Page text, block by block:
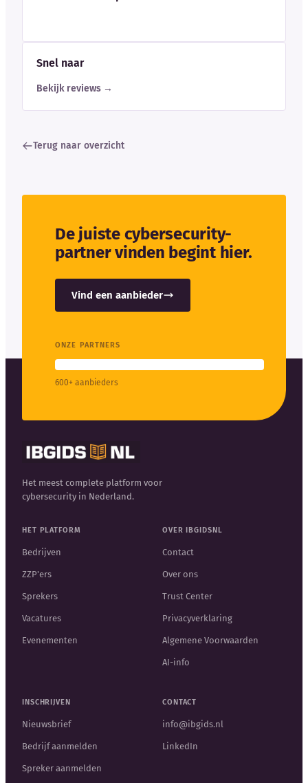
Snel naar
Bekijk reviews →
Terug naar overzicht
De juiste cybersecurity-
partner vinden begint hier.
Vind een aanbieder
ONZE PARTNERS
600+ aanbieders
Het meest complete platform voor
cybersecurity in Nederland.
HET PLATFORM
Bedrijven
ZZP'ers
Sprekers
Vacatures
Evenementen
OVER IBGIDSNL
Contact
Over ons
Trust Center
Privacyverklaring
Algemene Voorwaarden
AI-info
INSCHRIJVEN
Nieuwsbrief
Bedrijf aanmelden
Spreker aanmelden
CONTACT
info@ibgids.nl
LinkedIn